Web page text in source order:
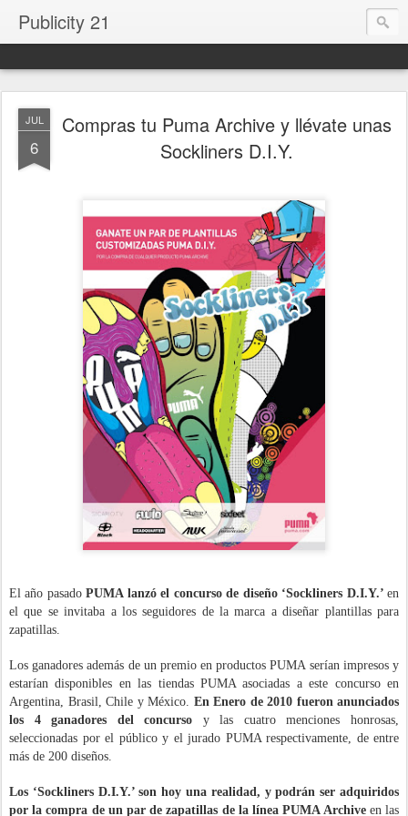
Publicity 21
JUL
6
Compras tu Puma Archive y llévate unas
Sockliners D.I.Y.
El año pasadoPUMA lanzó el concurso de diseño ‘Sockliners D.I.Y.’en
el que se invitaba a los seguidores de la marca a diseñar plantillas para
zapatillas.
Los ganadores además de un premio en productos PUMA serían impresos y
estarían disponibles en las tiendas PUMA asociadas a este concurso en
Argentina, Brasil, Chile y México. En Enero de 2010 fueron anunciados
los 4 ganadores del concurso y las cuatro menciones honrosas,
seleccionadas por el público y el jurado PUMA respectivamente, de entre
más de 200 diseños.
Los ‘Sockliners D.I.Y.’ son hoy una realidad, y podrán ser adquiridos
por la compra de un par de zapatillas de la línea PUMA Archive en las